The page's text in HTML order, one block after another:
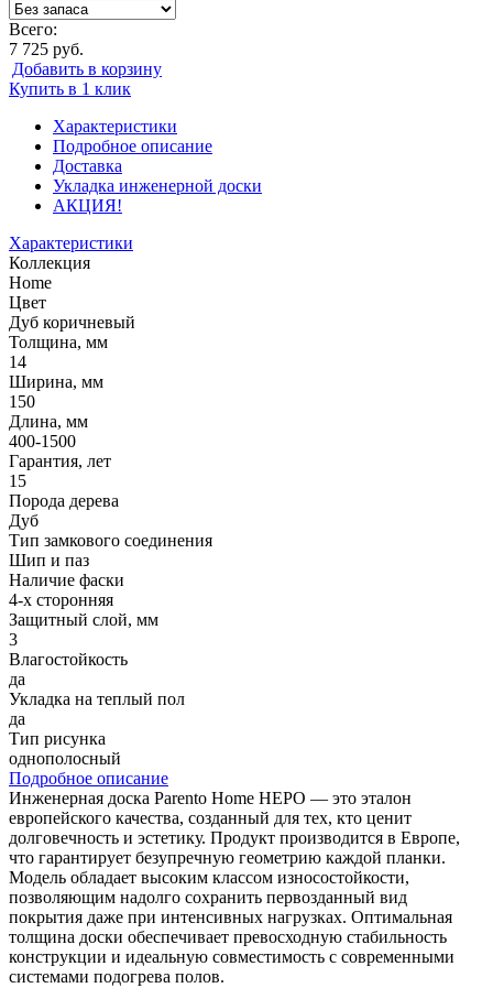
Всего:
7 725 руб.
Добавить в корзину
Купить в 1 клик
Характеристики
Подробное описание
Доставка
Укладка инженерной доски
АКЦИЯ!
Характеристики
Коллекция
Home
Цвет
Дуб коричневый
Толщина, мм
14
Ширина, мм
150
Длина, мм
400-1500
Гарантия, лет
15
Порода дерева
Дуб
Тип замкового соединения
Шип и паз
Наличие фаски
4-х сторонняя
Защитный слой, мм
3
Влагостойкость
да
Укладка на теплый пол
да
Тип рисунка
однополосный
Подробное описание
Инженерная доска Parento Home НЕРО — это эталон
европейского качества, созданный для тех, кто ценит
долговечность и эстетику. Продукт производится в Европе,
что гарантирует безупречную геометрию каждой планки.
Модель обладает высоким классом износостойкости,
позволяющим надолго сохранить первозданный вид
покрытия даже при интенсивных нагрузках. Оптимальная
толщина доски обеспечивает превосходную стабильность
конструкции и идеальную совместимость с современными
системами подогрева полов.